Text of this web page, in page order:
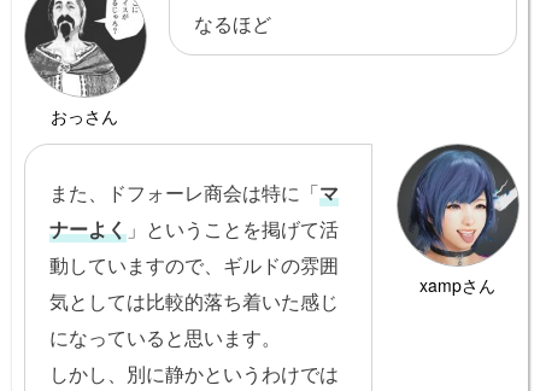
おっさん
なるほど
xampさん
また、ドフォーレ商会は特に「マ
ナーよく 」ということを掲げて活
動していますので、ギルドの雰囲
気としては比較的落ち着いた感じ
になっていると思います。
しかし、別に静かというわけでは